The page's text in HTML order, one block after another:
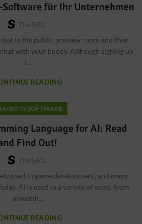
Software für Ihr Unternehmen
The S.r.l
in the public preview room and then
with your buddy. Although signing up
i...
READING
SOFTWARE
Language for AI: Read
Find Out!
The S.r.l
used in game development, and many
AI is used in a variety of ways, from
powerin...
READING